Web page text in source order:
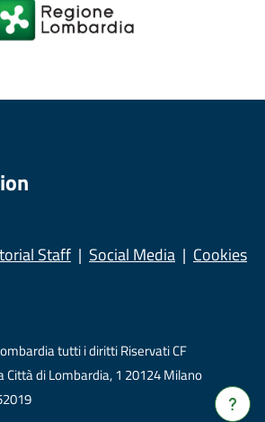
Verrà
Staff Social Media Cookies
tutti i diritti Riservati CF
di Lombardia, 1 20124 Milano